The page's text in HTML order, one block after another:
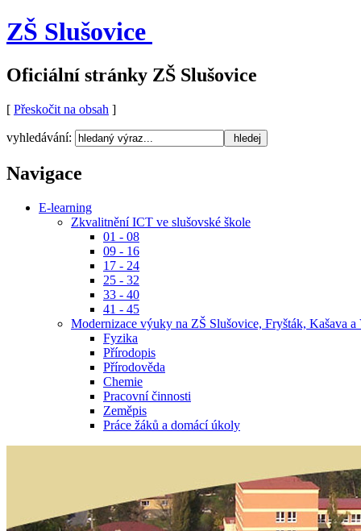
ZŠ Slušovice
Oficiální stránky ZŠ Slušovice
[ Přeskočit na obsah ]
vyhledávání:
Navigace
E-learning
Zkvalitnění ICT ve slušovské škole
01 - 08
09 - 16
17 - 24
25 - 32
33 - 40
41 - 45
Modernizace výuky na ZŠ Slušovice, Fryšták, Kašava a
Fyzika
Přírodopis
Přírodověda
Chemie
Pracovní činnosti
Zeměpis
Práce žáků a domácí úkoly